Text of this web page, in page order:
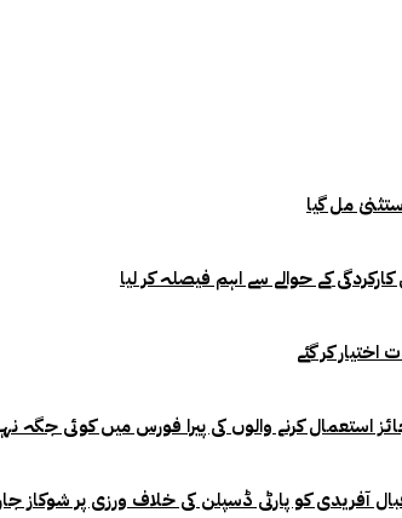
مل گیا
کر گئے
آفریدی کو پارٹی ڈسپلن کی خلاف ورزی پر شوکاز